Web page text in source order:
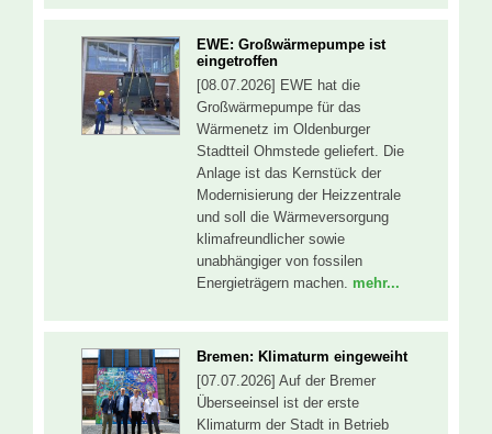
EWE: Großwärmepumpe ist
eingetroffen
[08.07.2026] EWE hat die
Großwärmepumpe für das
Wärmenetz im Oldenburger
Stadtteil Ohmstede geliefert. Die
Anlage ist das Kernstück der
Modernisierung der Heizzentrale
und soll die Wärmeversorgung
klimafreundlicher sowie
unabhängiger von fossilen
Energieträgern machen. mehr...
Bremen: Klimaturm eingeweiht
[07.07.2026] Auf der Bremer
Überseeinsel ist der erste
Klimaturm der Stadt in Betrieb